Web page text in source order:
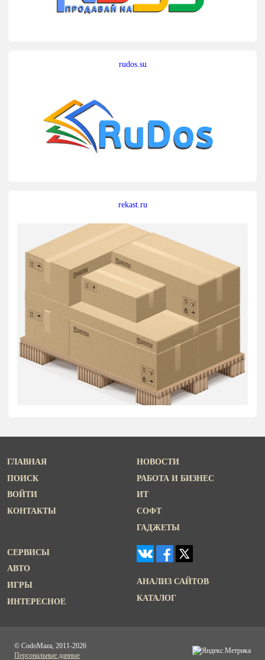
rudos.su
rekast.ru
ГЛАВНАЯ
ПОИСК
ВОЙТИ
КОНТАКТЫ
НОВОСТИ
РАБОТА И БИЗНЕС
ИТ
СОФТ
ГАДЖЕТЫ
СЕРВИСЫ
АВТО
ИГРЫ
ИНТЕРЕСНОЕ
АНАЛИЗ САЙТОВ
КАТАЛОГ
© CodoMaza, 2011-2026
Персональные данные